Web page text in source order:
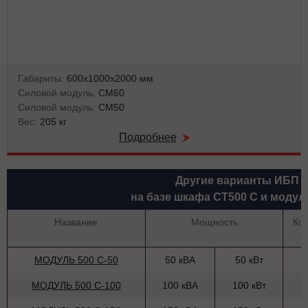
Габариты: 600х1000х2000 мм
Силовой модуль: СМ60
Силовой модуль: СМ50
Вес: 205 кг
Подробнее
Другие варианты ИБП
на базе шкафа СТ500 С и
Название Мощность
МОДУЛЬ 500 С-50 50 кВА 50 кВт
МОДУЛЬ 500 С-100 100 кВА 100 кВт